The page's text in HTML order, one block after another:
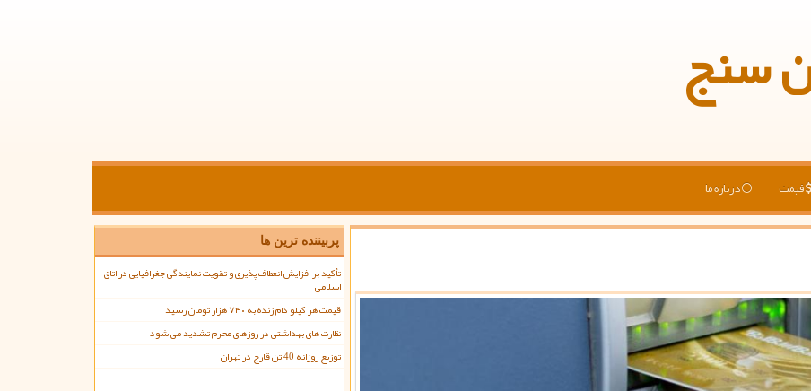
سنج
قیمت درباره ما
پربیننده ترین ها
تأکید بر افزایش انعطاف پذیری و تقویت نمایندگی جغرافیایی در اتاق
اسلامی
قیمت هر کیلو دام زنده به ۷۴۰ هزار تومان رسید
نظارت های بهداشتی در روزهای محرم تشدید می شود
توزیع روزانه 40 تن قارچ در تهران